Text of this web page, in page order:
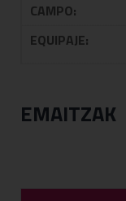
CAMPO:
EQUIPAJE:
EMAITZAK